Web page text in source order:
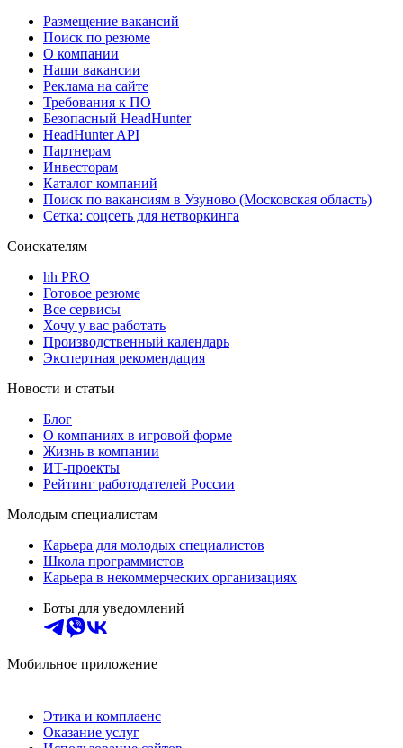
Размещение вакансий
Поиск по резюме
О компании
Наши вакансии
Реклама на сайте
Требования к ПО
Безопасный HeadHunter
HeadHunter API
Партнерам
Инвесторам
Каталог компаний
Поиск по вакансиям в Узуново (Московская область)
Сетка: соцсеть для нетворкинга
Соискателям
hh PRO
Готовое резюме
Все сервисы
Хочу у вас работать
Производственный календарь
Экспертная рекомендация
Новости и статьи
Блог
О компаниях в игровой форме
Жизнь в компании
ИТ-проекты
Рейтинг работодателей России
Молодым специалистам
Карьера для молодых специалистов
Школа программистов
Карьера в некоммерческих организациях
Боты для уведомлений
Мобильное приложение
Этика и комплаенс
Оказание услуг